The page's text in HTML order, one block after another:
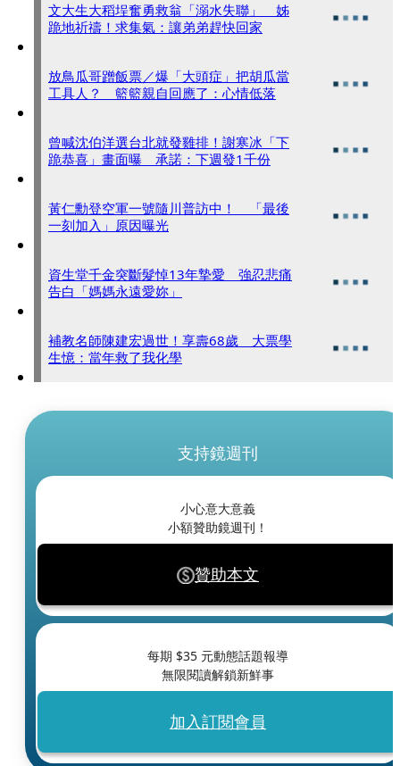
文大生大稻埕奮勇救翁「溺水失聯」 姊
跪地祈禱！求集氣：讓弟弟趕快回家
放鳥瓜哥蹭飯票／爆「大頭症」把胡瓜當
工具人？ 籃籃親自回應了：心情低落
曾喊沈伯洋選台北就發雞排！謝寒冰「下
跪恭喜」畫面曝 承諾：下週發1千份
黃仁勳登空軍一號隨川普訪中！ 「最後
一刻加入」原因曝光
資生堂千金突斷髮悼13年摯愛 強忍悲痛
告白「媽媽永遠愛妳」
補教名師陳建宏過世！享壽68歲 大票學
生憶：當年救了我化學
支持鏡週刊
小心意大意義
小額贊助鏡週刊！
贊助本文
每期 $35 元動態話題報導
無限閱讀解鎖新鮮事
加入訂閱會員